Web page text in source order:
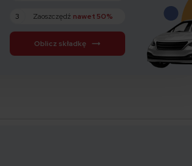
3 Zaoszczędź nawet 50%
Oblicz składkę